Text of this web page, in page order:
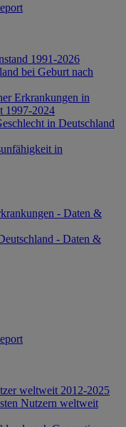
1991-2026
bei Geburt nach
Erkrankungen in
1997-2024
in Deutschland
in
- Daten &
- Daten &
weltweit 2012-2025
Nutzern weltweit